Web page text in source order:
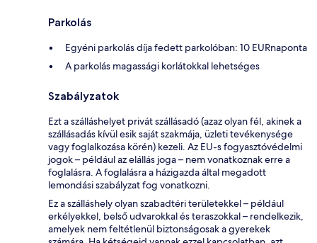
Parkolás
Egyéni parkolás díja fedett parkolóban: 10 EURnaponta
A parkolás magassági korlátokkal lehetséges
Szabályzatok
Ezt a szálláshelyet privát szállásadó (azaz olyan fél, akinek a
szállásadás kívül esik saját szakmája, üzleti tevékenysége
vagy foglalkozása körén) kezeli. Az EU-s fogyasztóvédelmi
jogok – például az elállás joga – nem vonatkoznak erre a
foglalásra. A foglalásra a házigazda által megadott
lemondási szabályzat fog vonatkozni.
Ez a szálláshely olyan szabadtéri területekkel – például
erkélyekkel, belső udvarokkal és teraszokkal – rendelkezik,
amelyek nem feltétlenül biztonságosak a gyerekek